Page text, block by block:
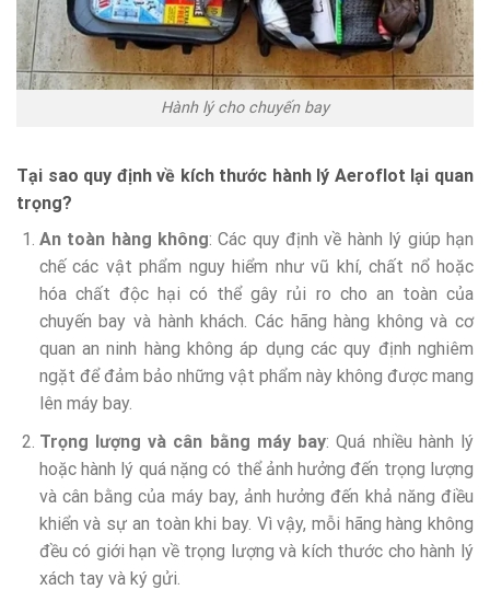
Hành lý cho chuyến bay
Tại sao quy định về kích thước hành lý Aeroflot lại quan
trọng?
An toàn hàng không: Các quy định về hành lý giúp hạn
chế các vật phẩm nguy hiểm như vũ khí, chất nổ hoặc
hóa chất độc hại có thể gây rủi ro cho an toàn của
chuyến bay và hành khách. Các hãng hàng không và cơ
quan an ninh hàng không áp dụng các quy định nghiêm
ngặt để đảm bảo những vật phẩm này không được mang
lên máy bay.
Trọng lượng và cân bằng máy bay: Quá nhiều hành lý
hoặc hành lý quá nặng có thể ảnh hưởng đến trọng lượng
và cân bằng của máy bay, ảnh hưởng đến khả năng điều
khiển và sự an toàn khi bay. Vì vậy, mỗi hãng hàng không
đều có giới hạn về trọng lượng và kích thước cho hành lý
xách tay và ký gửi.